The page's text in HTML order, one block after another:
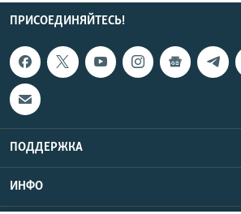
ПРИСОЕДИНЯЙТЕСЬ!
ПОДДЕРЖКА
ИНФО